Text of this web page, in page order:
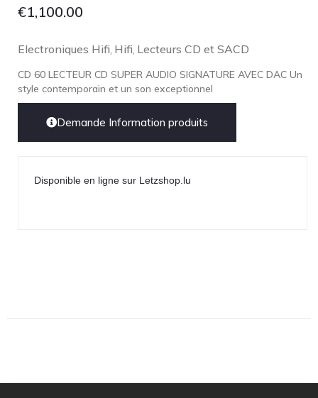
€1,100.00
Electroniques Hifi Hifi Lecteurs CD et SACD
CD 60 LECTEUR CD SUPER AUDIO SIGNATURE AVEC DAC Un
style contemporain et un son exceptionnel
Demande Information produits
Disponible en ligne sur Letzshop.lu